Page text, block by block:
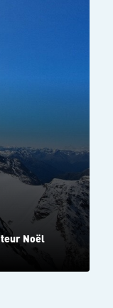
Noël